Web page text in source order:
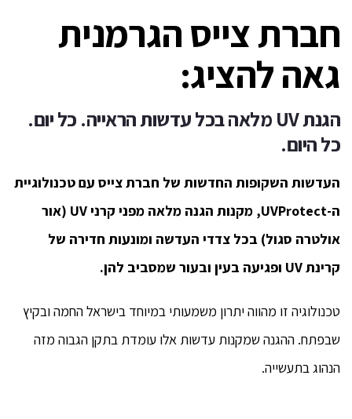
חברת צייס הגרמנית
גאה להציג:
הגנתUV מלאה בכל עדשות הראייה. כל יום.
כל היום.
העדשות השקופות החדשות של חברת צייס עם טכנולוגיית
ה-UVProtect, מקנות הגנה מלאה מפני קרני UV (אור
אולטרה סגול) בכל צדדי העדשה ומונעות חדירה של
קרינת UV ופגיעה בעין ובעור שמסביב להן.
טכנולוגיה זו מהווה יתרון משמעותי במיוחד בישראל החמה ובקיץ
שבפתח. ההגנה שמקנות עדשות אלו עומדת בתקן הגבוה מזה
הנהוג בתעשייה.